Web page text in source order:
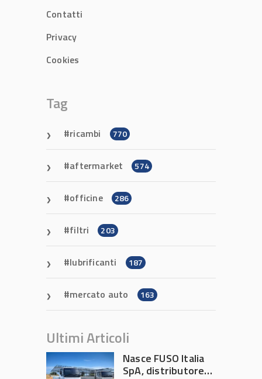
Contatti
Privacy
Cookies
Tag
ricambi 770
aftermarket 574
officine 286
filtri 203
lubrificanti 187
mercato auto 163
Ultimi Articoli
Nasce FUSO Italia
SpA, distributore